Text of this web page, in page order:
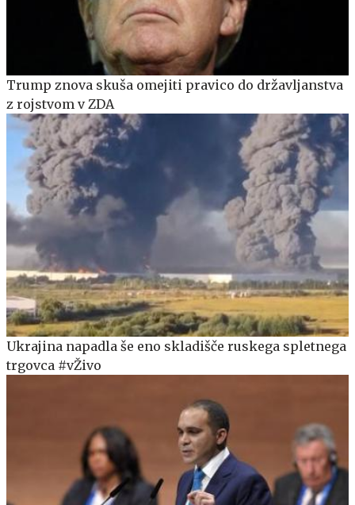
Trump znova skuša omejiti pravico do državljanstva
z rojstvom v ZDA
Ukrajina napadla še eno skladišče ruskega spletnega
trgovca #vŽivo